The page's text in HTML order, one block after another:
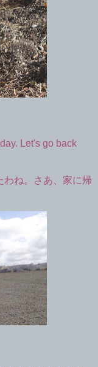
Let's go back
わね。さあ、家に帰